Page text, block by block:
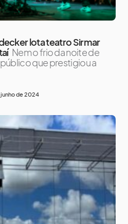
lota teatro Sirmar
Nem o frio da noite de
que prestigiou a
de 2024